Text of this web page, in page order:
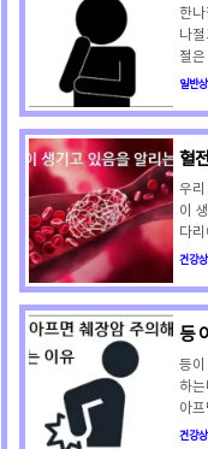
심
다.
매
나
동
한
나
절
하
가
절
도
어
이
12
나
일반
혈
우
이
다
가
거
만
무
혈
에
빠
건강
등
등
하
아
의
건강